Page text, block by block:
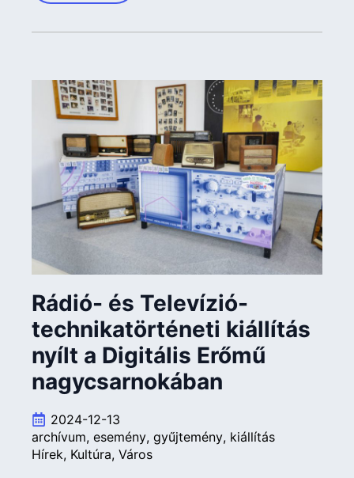
Rádió- és Televízió-
technikatörténeti kiállítás
nyílt a Digitális Erőmű
nagycsarnokában
2024-12-13
archívum esemény gyűjtemény kiállítás
Hírek Kultúra Város